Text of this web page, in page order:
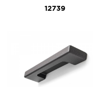
12739